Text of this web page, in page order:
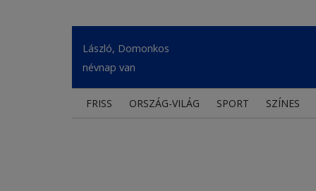
László, Domonkos
névnap van
FRISS ORSZÁG-VILÁG SPORT SZÍNES